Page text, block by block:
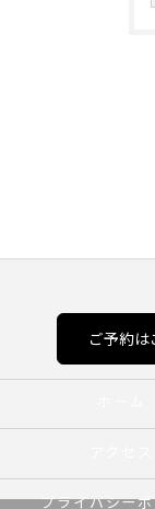
ご予約は
プライバシー